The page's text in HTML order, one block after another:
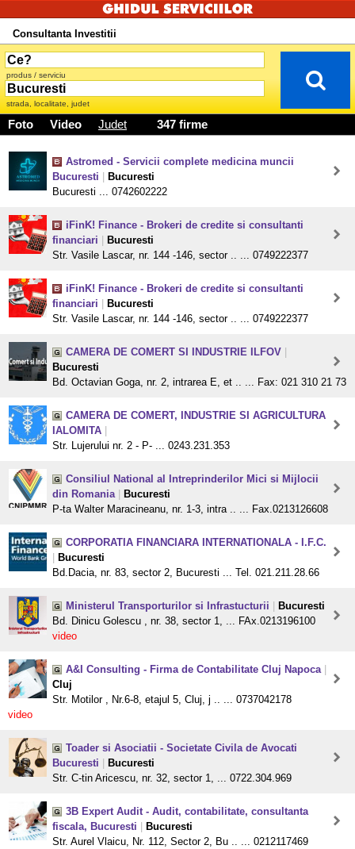
Consultanta Investitii
produs / serviciu
strada, localitate, judet
Foto Video Judet 347 firme
Astromed - Servicii complete medicina muncii
Bucuresti
Bucuresti
Bucuresti ... 0742602222
iFinK! Finance - Brokeri de credite si consultanti
financiari
Bucuresti
Str. Vasile Lascar, nr. 144 -146, sector .. ... 0749222377
iFinK! Finance - Brokeri de credite si consultanti
financiari
Bucuresti
Str. Vasile Lascar, nr. 144 -146, sector .. ... 0749222377
CAMERA DE COMERT SI INDUSTRIE ILFOV
Bucuresti
Bd. Octavian Goga, nr. 2, intrarea E, et .. ... Fax: 021 310 21 73
CAMERA DE COMERT, INDUSTRIE SI AGRICULTURA
IALOMITA
Str. Lujerului nr. 2 - P- ... 0243.231.353
Consiliul National al Intreprinderilor Mici si Mijlocii
din Romania
Bucuresti
P-ta Walter Maracineanu, nr. 1-3, intra .. ... Fax.0213126608
CORPORATIA FINANCIARA INTERNATIONALA - I.F.C.
Bucuresti
Bd.Dacia, nr. 83, sector 2, Bucuresti ... Tel. 021.211.28.66
Ministerul Transporturilor si Infrastucturii
Bucuresti
Bd. Dinicu Golescu , nr. 38, sector 1, ... FAx.0213196100
video
A&I Consulting - Firma de Contabilitate Cluj Napoca
Cluj
Str. Motilor , Nr.6-8, etajul 5, Cluj, j .. ... 0737042178
video
Toader si Asociatii - Societate Civila de Avocati
Bucuresti
Bucuresti
Str. C-tin Aricescu, nr. 32, sector 1, ... 0722.304.969
3B Expert Audit - Audit, contabilitate, consultanta
fiscala, Bucuresti
Bucuresti
Str. Aurel Vlaicu, Nr. 112, Sector 2, Bu .. ... 0212117469